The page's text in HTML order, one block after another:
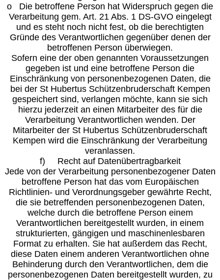
o Die betroffene Person hat Widerspruch gegen die
Verarbeitung gem. Art. 21 Abs. 1 DS-GVO eingelegt
und es steht noch nicht fest, ob die berechtigten
Gründe des Verantwortlichen gegenüber denen der
betroffenen Person überwiegen.
Sofern eine der oben genannten Voraussetzungen
gegeben ist und eine betroffene Person die
Einschränkung von personenbezogenen Daten, die
bei der St Hubertus Schützenbruderschaft Kempen
gespeichert sind, verlangen möchte, kann sie sich
hierzu jederzeit an einen Mitarbeiter des für die
Verarbeitung Verantwortlichen wenden. Der
Mitarbeiter der St Hubertus Schützenbruderschaft
Kempen wird die Einschränkung der Verarbeitung
veranlassen.
f) Recht auf Datenübertragbarkeit
Jede von der Verarbeitung personenbezogener Daten
betroffene Person hat das vom Europäischen
Richtlinien- und Verordnungsgeber gewährte Recht,
die sie betreffenden personenbezogenen Daten,
welche durch die betroffene Person einem
Verantwortlichen bereitgestellt wurden, in einem
strukturierten, gängigen und maschinenlesbaren
Format zu erhalten. Sie hat außerdem das Recht,
diese Daten einem anderen Verantwortlichen ohne
Behinderung durch den Verantwortlichen, dem die
personenbezogenen Daten bereitgestellt wurden, zu